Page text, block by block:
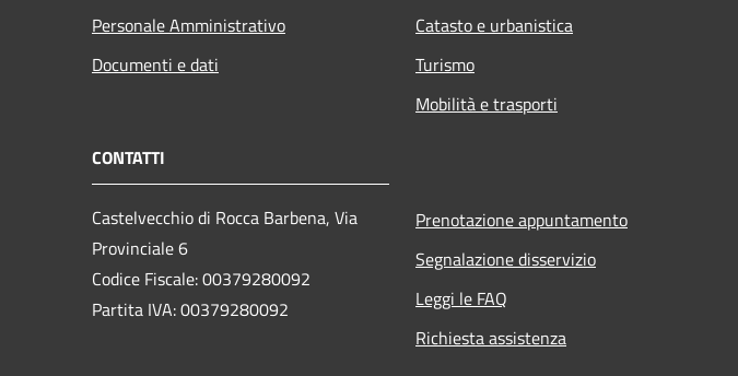
Personale Amministrativo
Documenti e dati
Catasto e urbanistica
Turismo
Mobilità e trasporti
CONTATTI
Castelvecchio di Rocca Barbena, Via
Provinciale 6
Codice Fiscale: 00379280092
Partita IVA: 00379280092
Prenotazione appuntamento
Segnalazione disservizio
Leggi le FAQ
Richiesta assistenza